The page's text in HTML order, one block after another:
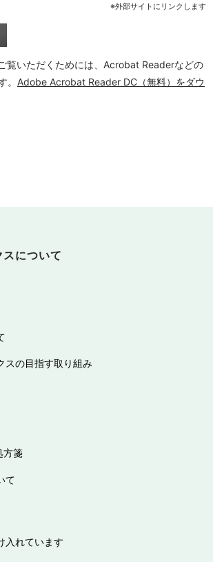
※外部サイトにリンクします
覧いただくためには、Acrobat Readerなどの
。 Adobe Acrobat Reader DC（無料）をダウ
スについて
スの目指す取り組み
方箋
て
入れています